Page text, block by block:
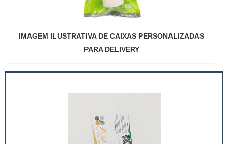
IMAGEM ILUSTRATIVA DE CAIXAS PERSONALIZADAS
PARA DELIVERY